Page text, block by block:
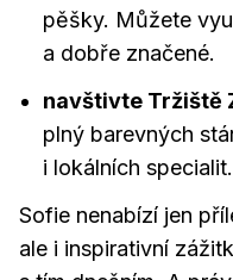
pěšky. Můžete
a dobře značené.
navštivte Tržiště
plný barevných
i lokálních specialit.
Sofie nenabízí jen
ale i inspirativní